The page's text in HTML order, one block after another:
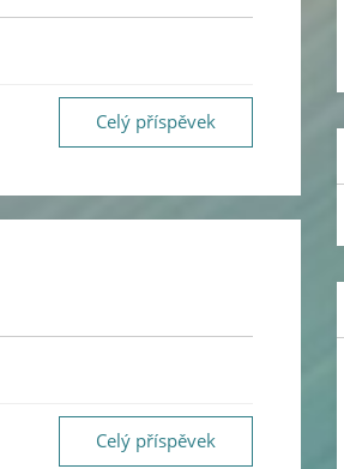
Celý příspěvek
Celý příspěvek